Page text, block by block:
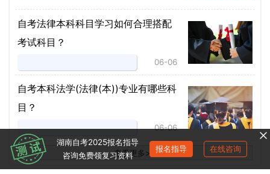
自考法律本科科目学习如何合理搭配
考试科目？
06-06
​自考本科法学(法律(本))专业有哪些科
目？
06-06
查看更多> >
湖南自考2025报名指导
咨询免费领复习资料
报名指导 在线咨询